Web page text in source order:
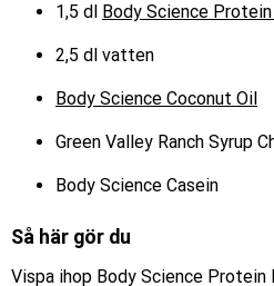
1,5 dl Body Science
2,5 dl vatten
Body Science Coconut Oil
Green Valley Ranch Syrup
Body Science Casein
Så här gör du
Vispa ihop Body Science